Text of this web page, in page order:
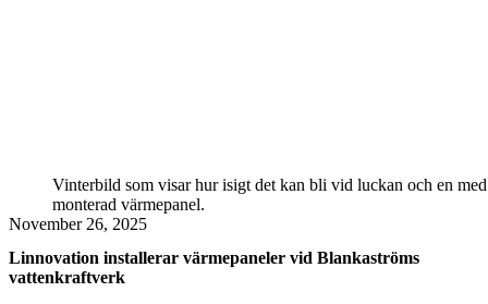
Vinterbild som visar hur isigt det kan bli vid luckan och en
monterad värmepanel.
November 26, 2025
Linnovation installerar värmepaneler vid Blankaströms
vattenkraftverk